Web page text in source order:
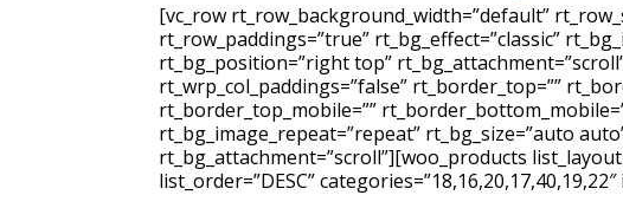
[vc_row rt_row_background_width=”default”
rt_row_paddings=”true” rt_bg_effect=”classic”
rt_bg_position=”right top”
rt_wrp_col_paddings=”false” rt_border_top=””
rt_border_top_mobile=””
rt_bg_image_repeat=”repeat” rt_bg_size=”auto
rt_bg_attachment=”scroll”][woo_products
list_order=”DESC”